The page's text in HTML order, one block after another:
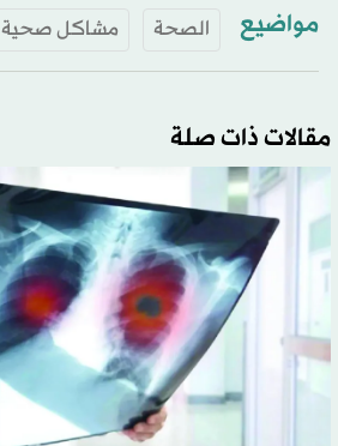
مواضيع الصحة مشاكل صحية
مقالات ذات صلة